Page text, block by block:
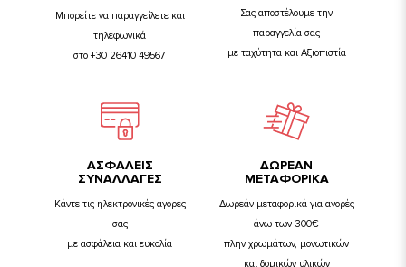
Μπορείτε να παραγγείλετε και
τηλεφωνικά
στο +30 26410 49567
Σας αποστέλουμε την
παραγγελία σας
με ταχύτητα και Αξιοπιστία
ΑΣΦΑΛΕΙΣ
ΣΥΝΑΛΛΑΓΕΣ
Κάντε τις ηλεκτρονικές αγορές
σας
με ασφάλεια και ευκολία
ΔΩΡΕΑΝ
ΜΕΤΑΦΟΡΙΚΑ
Δωρεάν μεταφορικά για αγορές
άνω των 300€
πλην χρωμάτων, μονωτικών
και δομικών υλικών